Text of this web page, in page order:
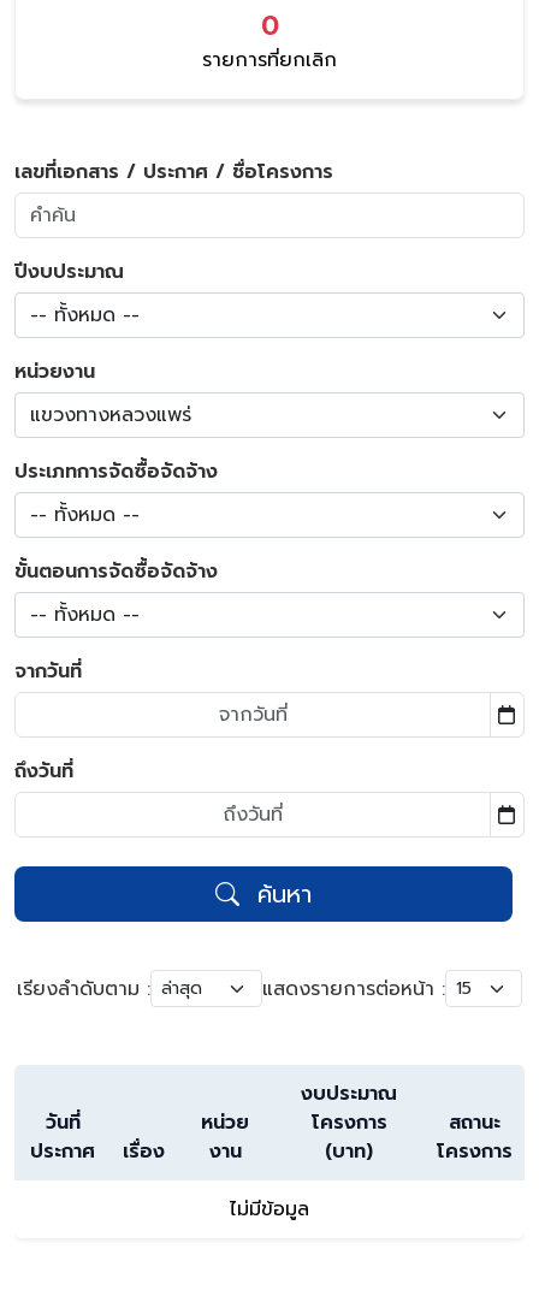
0
รายการที่ยกเลิก
เลขที่เอกสาร / ประกาศ / ชื่อโครงการ
ปีงบประมาณ
-- ทั้งหมด --
หน่วยงาน
แขวงทางหลวงแพร่
ประเภทการจัดซื้อจัดจ้าง
-- ทั้งหมด --
ขั้นตอนการจัดซื้อจัดจ้าง
-- ทั้งหมด --
จากวันที่
ถึงวันที่
ค้นหา
เรียงลำดับตาม : แสดงรายการต่อหน้า :
วันที่
ประกาศ
เรื่อง
หน่วย
งาน
งบประมาณ
โครงการ
(บาท)
สถานะ
โครงการ
ไม่มีข้อมูล